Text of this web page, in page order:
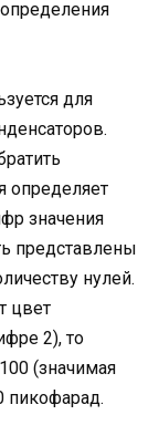
для
определяет
значения
представлены
нулей.
цвет
2), то
(значимая
пикофарад.